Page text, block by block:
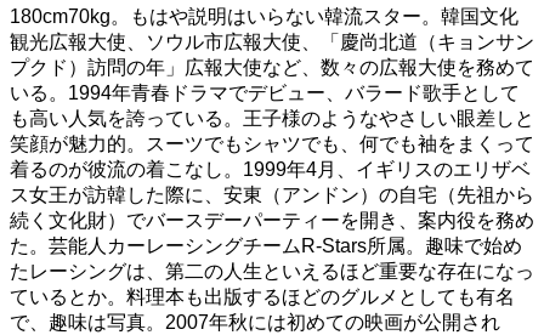
180cm70kg。もはや説明はいらない韓流スター。韓国文化
観光広報大使、ソウル市広報大使、「慶尚北道（キョンサン
プクド）訪問の年」広報大使など、数々の広報大使を務めて
いる。1994年青春ドラマでデビュー、バラード歌手として
も高い人気を誇っている。王子様のようなやさしい眼差しと
笑顔が魅力的。スーツでもシャツでも、何でも袖をまくって
着るのが彼流の着こなし。1999年4月、イギリスのエリザベ
ス女王が訪韓した際に、安東（アンドン）の自宅（先祖から
続く文化財）でバースデーパーティーを開き、案内役を務め
た。芸能人カーレーシングチームR-Stars所属。趣味で始め
たレーシングは、第二の人生といえるほど重要な存在になっ
ているとか。料理本も出版するほどのグルメとしても有名
で、趣味は写真。2007年秋には初めての映画が公開され